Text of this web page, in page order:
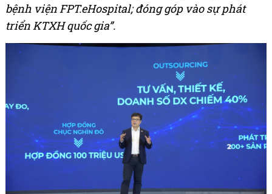
bệnh viện FPT.eHospital; đóng góp vào sự phát
triển KTXH quốc gia”.